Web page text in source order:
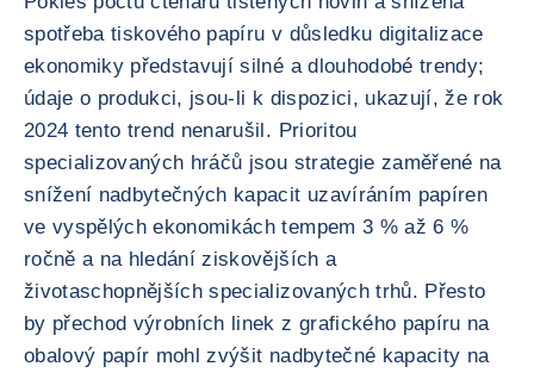
spotřeba tiskového papíru v důsledku digitalizace
ekonomiky představují silné a dlouhodobé trendy;
údaje o produkci, jsou-li k dispozici, ukazují, že rok
2024 tento trend nenarušil. Prioritou
specializovaných hráčů jsou strategie zaměřené na
snížení nadbytečných kapacit uzavíráním papíren
ve vyspělých ekonomikách tempem 3 % až 6 %
ročně a na hledání ziskovějších a
životaschopnějších specializovaných trhů. Přesto
by přechod výrobních linek z grafického papíru na
obalový papír mohl zvýšit nadbytečné kapacity na